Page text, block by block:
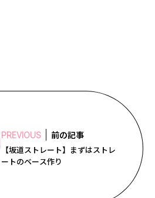
PREVIOUS 前の記事
【坂道ストレート】まずはストレ
ートのベース作り